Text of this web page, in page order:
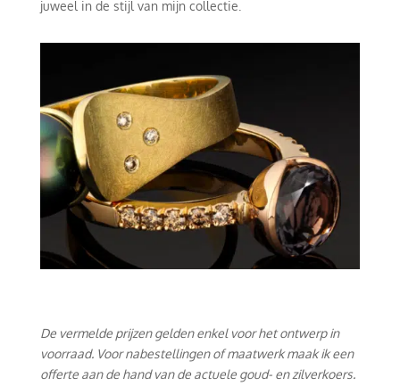
juweel in de stijl van mijn collectie.
De vermelde prijzen gelden enkel voor het ontwerp in
voorraad. Voor nabestellingen of maatwerk maak ik een
offerte aan de hand van de actuele goud- en zilverkoers.